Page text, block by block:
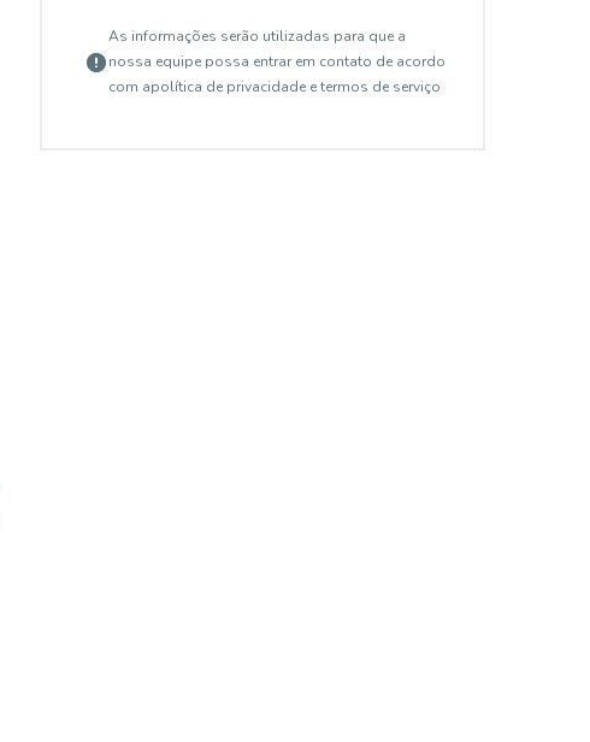
As informações serão utilizadas para que a
nossa equipe possa entrar em contato de acordo
com apolítica de privacidade e termos de serviço